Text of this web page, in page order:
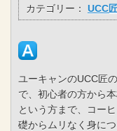
カテゴリー： UCC
ユーキャンのUCC匠
で、初心者の方から
という方まで、コー
礎からムリなく身につ